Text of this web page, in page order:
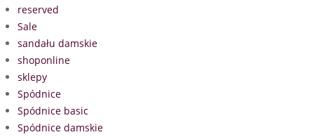
reserved
Sale
sandału damskie
shoponline
sklepy
Spódnice
Spódnice basic
Spódnice damskie